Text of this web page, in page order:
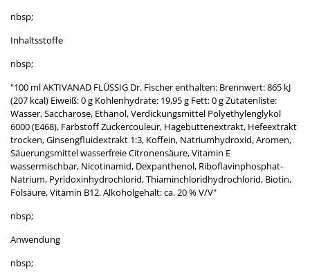
nbsp;
Inhaltsstoffe
nbsp;
"100 ml AKTIVANAD FLÜSSIG Dr. Fischer enthalten: Brennwert: 865 kJ
(207 kcal) Eiweiß: 0 g Kohlenhydrate: 19,95 g Fett: 0 g Zutatenliste:
Wasser, Saccharose, Ethanol, Verdickungsmittel Polyethylenglykol
6000 (E468), Farbstoff Zuckercouleur, Hagebuttenextrakt, Hefeextrakt
trocken, Ginsengfluidextrakt 1:3, Koffein, Natriumhydroxid, Aromen,
Säuerungsmittel wasserfreie Citronensäure, Vitamin E
wassermischbar, Nicotinamid, Dexpanthenol, Riboflavinphosphat-
Natrium, Pyridoxinhydrochlorid, Thiaminchloridhydrochlorid, Biotin,
Folsäure, Vitamin B12. Alkoholgehalt: ca. 20 % V/V"
nbsp;
Anwendung
nbsp;